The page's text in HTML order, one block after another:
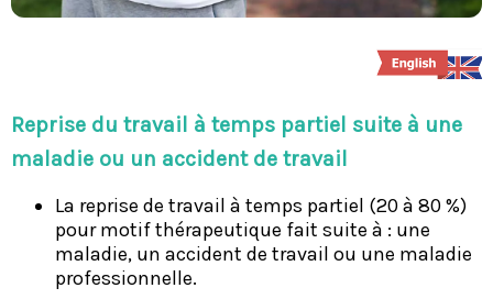
Reprise du travail à temps partiel suite à une
maladie ou un accident de travail
La reprise de travail à temps partiel (20 à 80 %)
pour motif thérapeutique fait suite à : une
maladie, un accident de travail ou une maladie
professionnelle.